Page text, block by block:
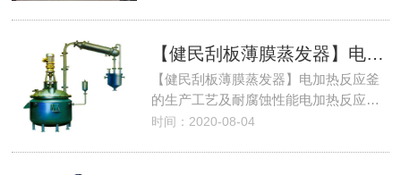
【健民刮板薄膜蒸发器】电加热
【健民刮板薄膜蒸发器】电加热反应釜
的生产工艺及耐腐蚀性能电加热反应…
时间：2020-08-04